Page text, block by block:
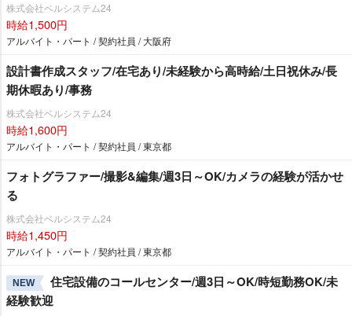
株式会社ベルシステム24
時給1,500円
アルバイト・パート / 契約社員 / 大阪府
設計書作成スタッフ/在宅あり/未経験から高時給/土日祝休み/長
期休暇あり/事務
株式会社ベルシステム24
時給1,600円
アルバイト・パート / 契約社員 / 東京都
フォトグラファー/撮影&編集/週3日～OK/カメラの経験が活かせ
る
株式会社ベルシステム24
時給1,450円
アルバイト・パート / 契約社員 / 東京都
NEW
住宅設備のコールセンター/週3日～OK/時短勤務OK/未
経験歓迎